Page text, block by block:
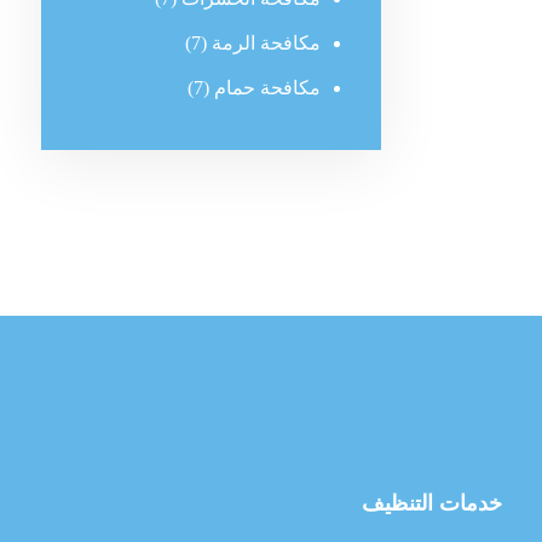
مكافحة الرمة (7)
مكافحة حمام (7)
خدمات التنظيف